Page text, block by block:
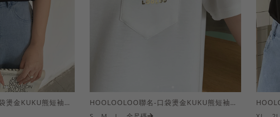
HOOLOOLOO聯名-口袋燙金KUKU熊短袖上衣 HOOLOOLOO聯名-口袋燙金KUKU熊短袖上衣